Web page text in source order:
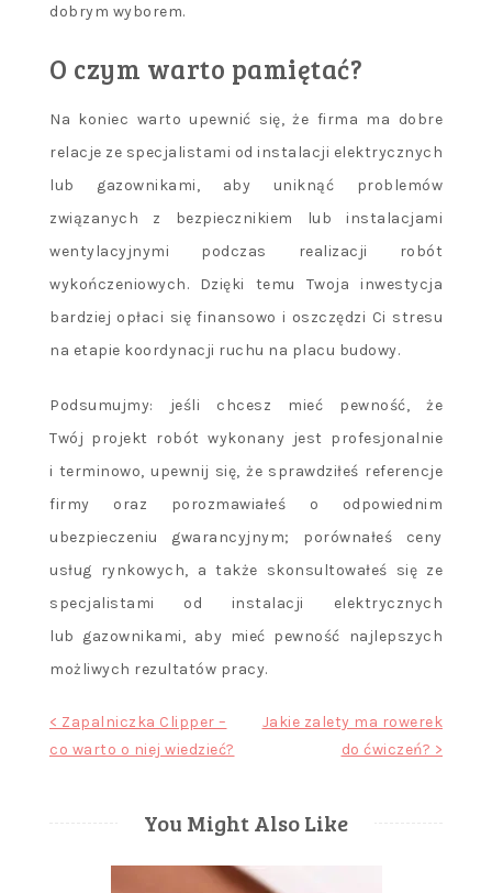
dobrym wyborem.
O czym warto pamiętać?
Na koniec warto upewnić się, że firma ma dobre
relacje ze specjalistami od instalacji elektrycznych
lub gazownikami, aby uniknąć problemów
związanych z bezpiecznikiem lub instalacjami
wentylacyjnymi podczas realizacji robót
wykończeniowych. Dzięki temu Twoja inwestycja
bardziej opłaci się finansowo i oszczędzi Ci stresu
na etapie koordynacji ruchu na placu budowy.
Podsumujmy: jeśli chcesz mieć pewność, że
Twój projekt robót wykonany jest profesjonalnie
i terminowo, upewnij się, że sprawdziłeś referencje
firmy oraz porozmawiałeś o odpowiednim
ubezpieczeniu gwarancyjnym; porównałeś ceny
usług rynkowych, a także skonsultowałeś się ze
specjalistami od instalacji elektrycznych
lub gazownikami, aby mieć pewność najlepszych
możliwych rezultatów pracy.
Nawigacja
wpisu
< Zapalniczka Clipper –
co warto o niej wiedzieć?
Jakie zalety ma rowerek
do ćwiczeń? >
You Might Also Like